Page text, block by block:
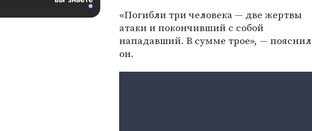
«Погибли три человека — две жертвы
атаки и покончивший с собой
нападавший. В сумме трое», — пояснил
он.